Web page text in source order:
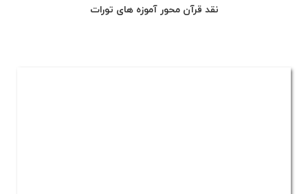
نقد قرآن محور آموزه های تورات